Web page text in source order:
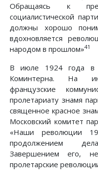
Обращаясь к
социалистической
должны хорошо
вдохновляется
народом в прошлом»41
В июле 1924 года в
Коминтерна. На
французские
пролетариату знамя
священное красное
Московский комитет
«Наши революции
продолжением
Завершением его,
пролетарские